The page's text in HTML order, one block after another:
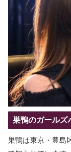
巣鴨のガールズ
巣鴨は東京・豊島